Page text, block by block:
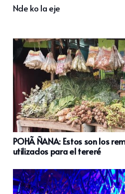
Nde ko la eje
POHÃ ÑANA: Estos son los
utilizados para el tereré